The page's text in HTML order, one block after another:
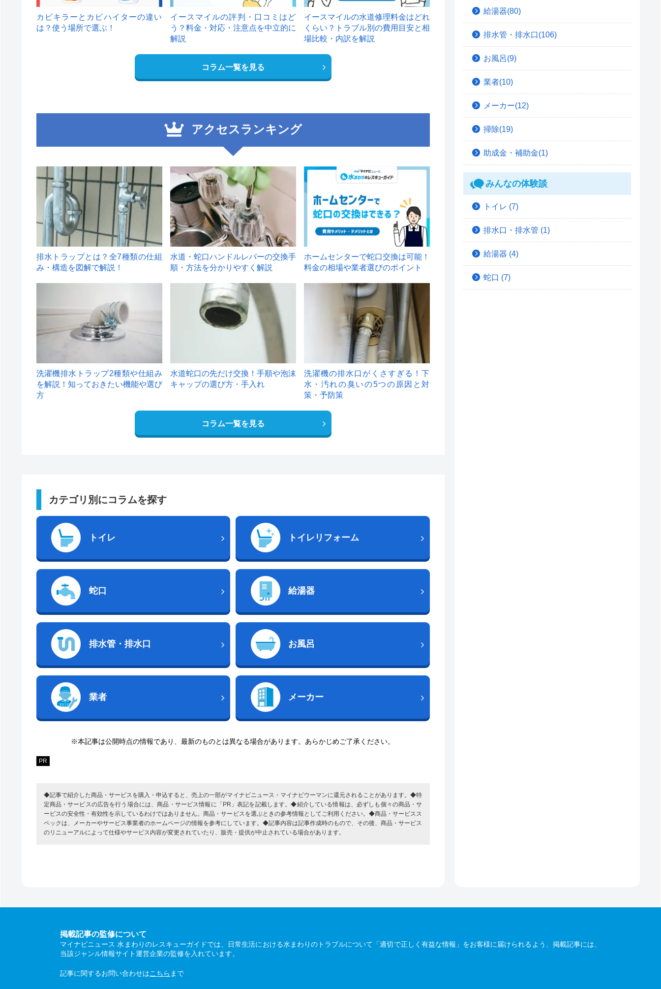
カビキラーとカビハイターの違い
は？使う場所で選ぶ！
イースマイルの評判・口コミはど
う？料金・対応・注意点を中立的に
解説
イースマイルの水道修理料金はどれ
くらい？トラブル別の費用目安と相
場比較・内訳を解説
コラム一覧を見る
アクセスランキング
1
排水トラップとは？全7種類の仕組
み・構造を図解で解説！
2
水道・蛇口ハンドルレバーの交換手
順・方法を分かりやすく解説
ホームセンターで蛇口交換は可能！
料金の相場や業者選びのポイント
洗濯機排水トラップ2種類や仕組み
を解説！知っておきたい機能や選び
方
水道蛇口の先だけ交換！手順や泡沫
キャップの選び方・手入れ
洗濯機の排水口がくさすぎる！下
水・汚れの臭いの5つの原因と対
策・予防策
コラム一覧を見る
カテゴリ別にコラムを探す
トイレ トイレリフォーム
蛇口 給湯器
排水管・排水口 お風呂
業者 メーカー
※本記事は公開時点の情報であり、最新のものとは異なる場合があります。あらかじめご了承ください。
PR
◆記事で紹介した商品・サービスを購入・申込すると、売上の一部がマイナビニュース・マイナビウーマンに還元されることがあります。◆特
定商品・サービスの広告を行う場合には、商品・サービス情報に「PR」表記を記載します。◆紹介している情報は、必ずしも個々の商品・サ
ービスの安全性・有効性を示しているわけではありません。商品・サービスを選ぶときの参考情報としてご利用ください。◆商品・サービスス
ペックは、メーカーやサービス事業者のホームページの情報を参考にしています。◆記事内容は記事作成時のもので、その後、商品・サービス
のリニューアルによって仕様やサービス内容が変更されていたり、販売・提供が中止されている場合があります。
給湯器(80)
排水管・排水口(106)
お風呂(9)
業者(10)
メーカー(12)
掃除(19)
助成金・補助金(1)
みんなの体験談
トイレ (7)
排水口・排水管 (1)
給湯器 (4)
蛇口 (7)
掲載記事の監修について
マイナビニュース 水まわりのレスキューガイドでは、日常生活における水まわりのトラブルについて「適切で正しく有益な情報」をお客様に届けられるよう、掲載記事には、
当該ジャンル情報サイト運営企業の監修を入れています。
記事に関するお問い合わせはこちら まで